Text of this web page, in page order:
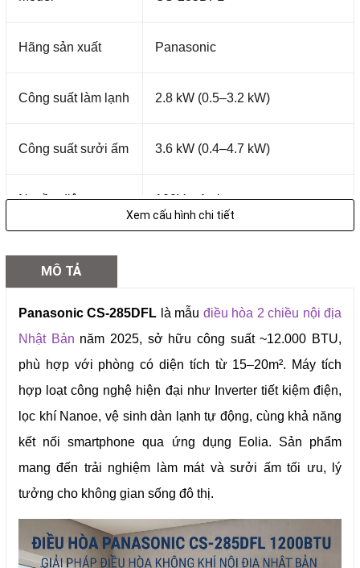
Hãng sản xuất Panasonic
Công suất làm lạnh 2.8 kW (0.5–3.2 kW)
Công suất sưởi ấm 3.6 kW (0.4–4.7 kW)
Nguồn điện 100V – 1 pha
lạnh
539 x 655 x 275 mm
Khối lượng
Chiều dài ống tối
đa
20m – chênh lệch độ cao 12m
Xem cấu hình chi tiết
MÔ TẢ
Panasonic CS-285DFL là mẫu điều hòa 2 chiều nội địa
Nhật Bản năm 2025, sở hữu công suất ~12.000 BTU,
phù hợp với phòng có diện tích từ 15–20m². Máy tích
hợp loạt công nghệ hiện đại như Inverter tiết kiệm điện,
lọc khí Nanoe, vệ sinh dàn lạnh tự động, cùng khả năng
kết nối smartphone qua ứng dụng Eolia. Sản phẩm
mang đến trải nghiệm làm mát và sưởi ấm tối ưu, lý
tưởng cho không gian sống đô thị.